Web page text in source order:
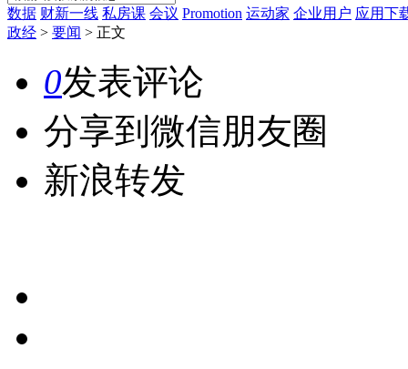
数据 财新一线 私房课 会议 Promotion 运动家 企业用户 应用下
政经 > 要闻 > 正文
0发表评论
分享到微信朋友圈
新浪转发